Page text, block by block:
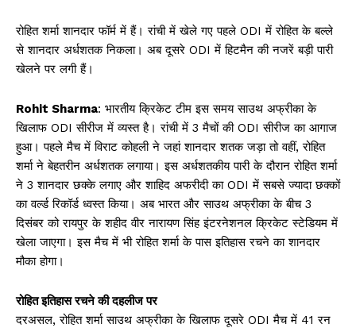
रोहित शर्मा शानदार फॉर्म में हैं। रांची में खेले गए पहले ODI में रोहित के बल्ले
से शानदार अर्धशतक निकला। अब दूसरे ODI में हिटमैन की नजरें बड़ी पारी
खेलने पर लगी हैं।
Rohit Sharma: भारतीय क्रिकेट टीम इस समय साउथ अफ्रीका के
खिलाफ ODI सीरीज में व्यस्त है। रांची में 3 मैचों की ODI सीरीज का आगाज
हुआ। पहले मैच में विराट कोहली ने जहां शानदार शतक जड़ा तो वहीं, रोहित
शर्मा ने बेहतरीन अर्धशतक लगाया। इस अर्धशतकीय पारी के दौरान रोहित शर्मा
ने 3 शानदार छक्के लगाए और शाहिद अफरीदी का ODI में सबसे ज्यादा छक्कों
का वर्ल्ड रिकॉर्ड ध्वस्त किया। अब भारत और साउथ अफ्रीका के बीच 3
दिसंबर को रायपुर के शहीद वीर नारायण सिंह इंटरनेशनल क्रिकेट स्टेडियम में
खेला जाएगा। इस मैच में भी रोहित शर्मा के पास इतिहास रचने का शानदार
मौका होगा।
रोहित इतिहास रचने की दहलीज पर
दरअसल, रोहित शर्मा साउथ अफ्रीका के खिलाफ दूसरे ODI मैच में 41 रन